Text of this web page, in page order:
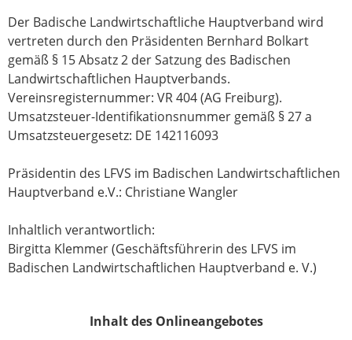
Der Badische Landwirtschaftliche Hauptverband wird
vertreten durch den Präsidenten Bernhard Bolkart
gemäß § 15 Absatz 2 der Satzung des Badischen
Landwirtschaftlichen Hauptverbands.
Vereinsregisternummer: VR 404 (AG Freiburg).
Umsatzsteuer-Identifikationsnummer gemäß § 27 a
Umsatzsteuergesetz: DE 142116093
Präsidentin des LFVS im Badischen Landwirtschaftlichen
Hauptverband e.V.: Christiane Wangler
Inhaltlich verantwortlich:
Birgitta Klemmer (Geschäftsführerin des LFVS im
Badischen Landwirtschaftlichen Hauptverband e. V.)
Inhalt des Onlineangebotes